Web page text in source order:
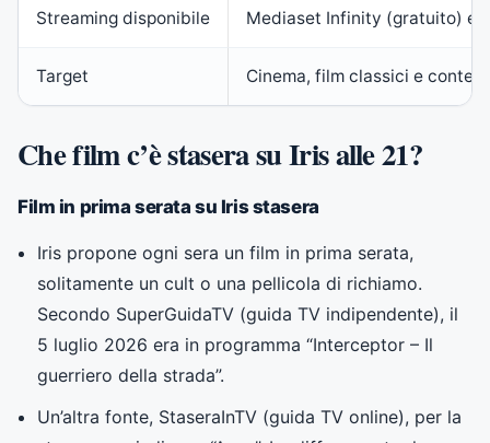
Streaming disponibile Mediaset Infinity (gratuito) e
Target Cinema, film classici e
Che film c’è stasera su Iris alle 21?
Film in prima serata su Iris stasera
Iris propone ogni sera un film in prima serata,
solitamente un cult o una pellicola di richiamo.
Secondo SuperGuidaTV (guida TV indipendente), il
5 luglio 2026 era in programma “Interceptor – Il
guerriero della strada”.
Un’altra fonte, StaseraInTV (guida TV online), per la